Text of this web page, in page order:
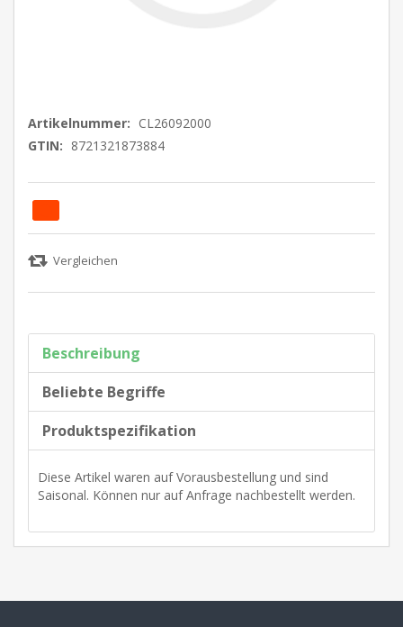
Artikelnummer: CL26092000
GTIN: 8721321873884
Beschreibung
Beliebte Begriffe
Produktspezifikation
Diese Artikel waren auf Vorausbestellung und sind
Saisonal. Können nur auf Anfrage nachbestellt werden.